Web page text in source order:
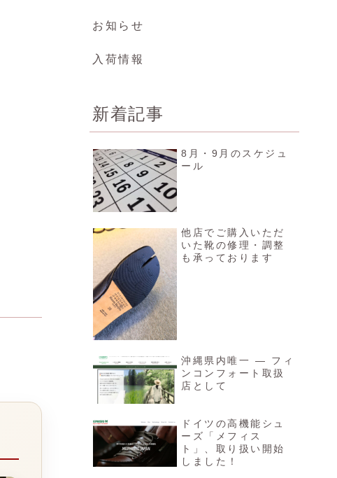
お知らせ
入荷情報
新着記事
8月・9月のスケジュ
ール
他店でご購入いただ
いた靴の修理・調整
も承っております
沖縄県内唯一 ― フィ
ンコンフォート取扱
店として
ドイツの高機能シュ
ーズ「メフィス
ト」、取り扱い開始
しました！